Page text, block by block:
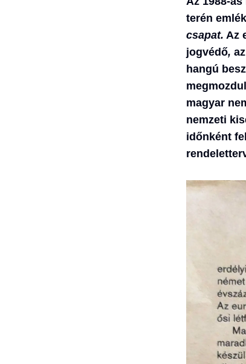
terén
csapat. Az
jogvédő,
hangú
magyar
nemzeti
időnként